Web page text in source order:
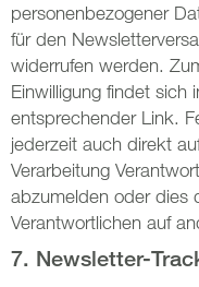
personenbezogener
für den
widerrufen werden.
Einwilligung findet sich
entsprechender Link.
jederzeit auch direkt
Verarbeitung
abzumelden oder dies
Verantwortlichen auf
7. Newsletter-